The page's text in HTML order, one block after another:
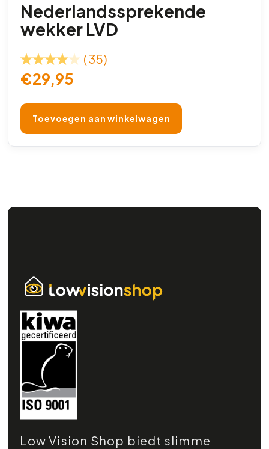
Nederlandssprekende
wekker LVD
(35)
€29,95
Toevoegen aan winkelwagen
Low Vision Shop biedt slimme